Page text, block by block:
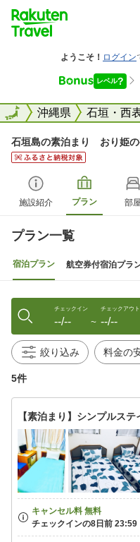
全国沖縄県 石垣・西
全国
石垣島の素泊まり おり姫
施設紹介 プラン 部屋
プラン一覧
宿泊プラン 航空券付宿泊プラ
チェックイン
--/-- 〜
チェックアウト
--/--
絞り込み
5件
【素泊まり】シンプルス